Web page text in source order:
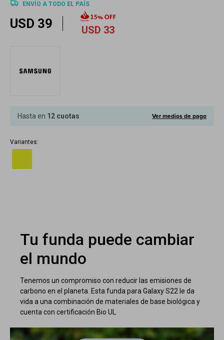
ENVÍO A TODO EL PAÍS
USD 39 USD 33
Hasta en 12 cuotas Ver medios de pago
Variantes:
Tu funda puede cambiar
el mundo
Tenemos un compromiso con reducir las emisiones de
carbono en el planeta. Esta funda para Galaxy S22 le da
vida a una combinación de materiales de base biológica y
cuenta con certificación Bio UL.
Movilidad